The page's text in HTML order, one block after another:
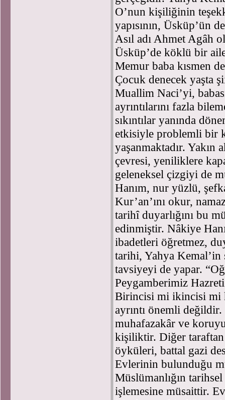
O’nun kişiliğinin
yapısının, Üsküp’ün
Asıl adı Ahmet Agâh
Üsküp’de köklü bir
Memur baba kısmen
Çocuk denecek yaşta
Muallim Naci’yi,
ayrıntılarını fazla
sıkıntılar yanında
etkisiyle problemli bir
yaşanmaktadır. Yakın
çevresi, yeniliklere
geleneksel çizgiyi de
Hanım, nur yüzlü,
Kur’an’ını okur,
tarihî duyarlığını bu
edinmiştir. Nâkiye
ibadetleri öğretmez,
tarihi, Yahya
tavsiyeyi de yapar.
Peygamberimiz
Birincisi mi ikincisi mi
ayrıntı önemli
muhafazakâr ve
kişiliktir. Diğer taraftan
öyküleri, battal gazi
Evlerinin bulunduğu
Müslümanlığın
işlemesine müsaittir.